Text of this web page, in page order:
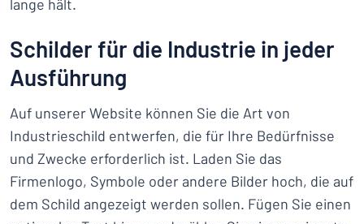
lange hält.
Schilder für die Industrie in jeder
Ausführung
Auf unserer Website können Sie die Art von
Industrieschild entwerfen, die für Ihre Bedürfnisse
und Zwecke erforderlich ist. Laden Sie das
Firmenlogo, Symbole oder andere Bilder hoch, die auf
dem Schild angezeigt werden sollen. Fügen Sie einen